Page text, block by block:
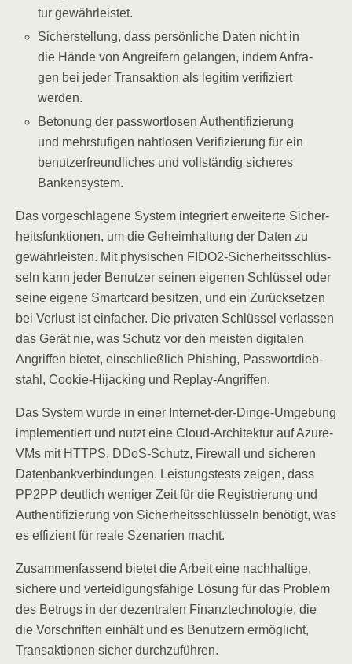
tur gewährleistet.
Sicher­stel­lung, dass per­sön­li­che Daten nicht in
die Hän­de von Angrei­fern gelan­gen, indem Anfra­
gen bei jeder Trans­ak­ti­on als legi­tim veri­fi­ziert
werden.
Beto­nung der pass­wort­lo­sen Authen­ti­fi­zie­rung
und mehr­stu­fi­gen naht­lo­sen Veri­fi­zie­rung für ein
benut­zer­freund­li­ches und voll­stän­dig siche­res
Bankensystem.
Das vor­ge­schla­ge­ne Sys­tem inte­griert erwei­ter­te Sicher­
heits­funk­tio­nen, um die Geheim­hal­tung der Daten zu
gewähr­leis­ten. Mit phy­si­schen FIDO2-Sicher­heits­schlüs­
seln kann jeder Benut­zer sei­nen eige­nen Schlüs­sel oder
sei­ne eige­ne Smart­card besit­zen, und ein Zurück­set­zen
bei Ver­lust ist ein­fa­cher. Die pri­va­ten Schlüs­sel ver­las­sen
das Gerät nie, was Schutz vor den meis­ten digi­ta­len
Angrif­fen bie­tet, ein­schließ­lich Phis­hing, Pass­wort­dieb­
stahl, Coo­kie-Hijack­ing und Replay-Angriffen.
Das Sys­tem wur­de in einer Inter­net-der-Din­ge-Umge­bung
imple­men­tiert und nutzt eine Cloud-Archi­tek­tur auf Azu­re-
VMs mit HTTPS, DDoS-Schutz, Fire­wall und siche­ren
Daten­bank­ver­bin­dun­gen. Leis­tungs­tests zei­gen, dass
PP2PP deut­lich weni­ger Zeit für die Regis­trie­rung und
Authen­ti­fi­zie­rung von Sicher­heits­schlüs­seln benö­tigt, was
es effi­zi­ent für rea­le Sze­na­ri­en macht.
Zusam­men­fas­send bie­tet die Arbeit eine nach­hal­ti­ge,
siche­re und ver­tei­di­gungs­fä­hi­ge Lösung für das Pro­blem
des Betrugs in der dezen­tra­len Finanz­tech­no­lo­gie, die
die Vor­schrif­ten ein­hält und es Benut­zern ermög­licht,
Trans­ak­tio­nen sicher durchzuführen.